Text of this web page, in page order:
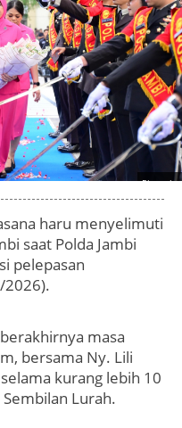
Photo by
haru menyelimuti
saat Polda Jambi
pelepasan
2026).
masa
bersama Ny. Lili
kurang lebih 10
Lurah.